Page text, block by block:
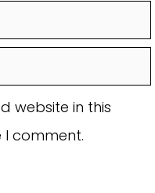
website in this
comment.